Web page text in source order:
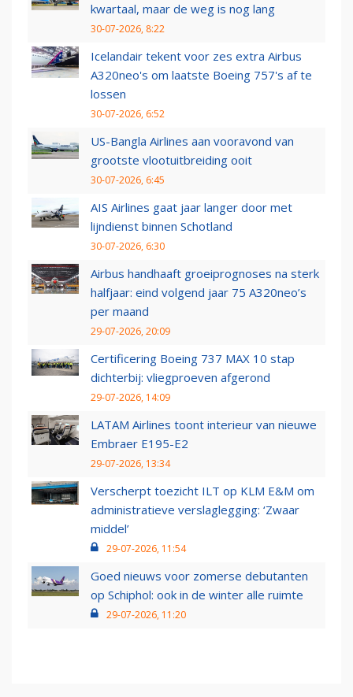
kwartaal, maar de weg is nog lang
30-07-2026, 8:22
Icelandair tekent voor zes extra Airbus
A320neo's om laatste Boeing 757's af te
lossen
30-07-2026, 6:52
US-Bangla Airlines aan vooravond van
grootste vlootuitbreiding ooit
30-07-2026, 6:45
AIS Airlines gaat jaar langer door met
lijndienst binnen Schotland
30-07-2026, 6:30
Airbus handhaaft groeiprognoses na sterk
halfjaar: eind volgend jaar 75 A320neo’s
per maand
29-07-2026, 20:09
Certificering Boeing 737 MAX 10 stap
dichterbij: vliegproeven afgerond
29-07-2026, 14:09
LATAM Airlines toont interieur van nieuwe
Embraer E195-E2
29-07-2026, 13:34
Verscherpt toezicht ILT op KLM E&M om
administratieve verslaglegging: ‘Zwaar
middel’
29-07-2026, 11:54
Goed nieuws voor zomerse debutanten
op Schiphol: ook in de winter alle ruimte
29-07-2026, 11:20